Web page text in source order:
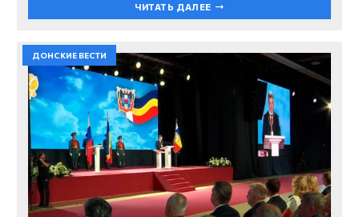
ЧИТАТЬ ДАЛЕЕ
ДОНСКИЕ ВЕСТИ